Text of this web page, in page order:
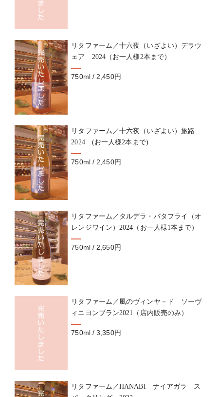
リタファーム／十六夜（いざよい）デラウ
ェア 2024（お一人様2本まで）
750ml / 2,450円
リタファーム／十六夜（いざよい）旅路
2024 (お一人様2本まで)
750ml / 2,450円
リタファーム／タルデラ・バタフライ（オ
レンジワイン）2024（お一人様1本まで）
750ml / 2,650円
リタファーム／風のヴィンヤ－ド ソーヴ
ィニヨンブラン2021（店内販売のみ）
750ml / 3,350円
リタファーム／HANABI ナイアガラ ス